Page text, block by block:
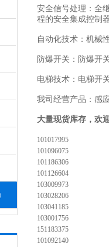
安全信号处理：全
程的安全集成控制
自动化技术：机械
防爆开关：防爆开
电梯技术：电梯开
我司经营产品：感
大量现货库存，欢
101017995
101096075
101186306
101126604
103009973
103028206
103041185
103001756
151183375
101092140